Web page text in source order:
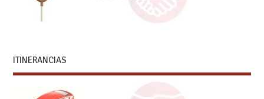
ITINERANCIAS